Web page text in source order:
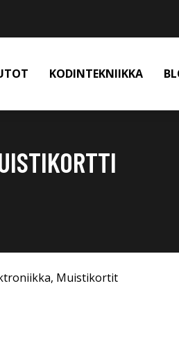
KODINTEKNIIKKA
, Muistikortit